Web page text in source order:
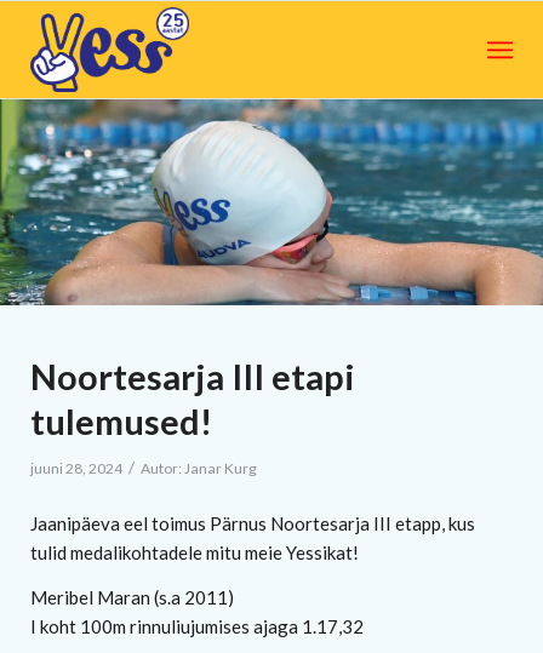
Noortesarja III etapi
tulemused!
juuni 28, 2024 / Autor: Janar Kurg
Jaanipäeva eel toimus Pärnus Noortesarja III etapp, kus
tulid medalikohtadele mitu meie Yessikat!
Meribel Maran (s.a 2011)
I koht 100m rinnuliujumises ajaga 1.17,32